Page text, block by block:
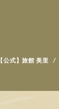
【公式】旅館 美里